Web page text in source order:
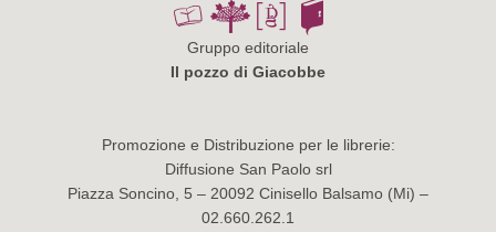
Gruppo editoriale
Il pozzo di Giacobbe
Promozione e Distribuzione per le librerie:
Diffusione San Paolo srl
Piazza Soncino, 5 – 20092 Cinisello Balsamo (Mi) –
02.660.262.1